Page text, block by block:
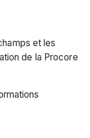
et les
de la Procore